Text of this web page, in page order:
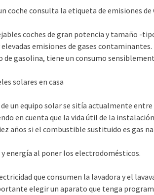
coche consulta la etiqueta de emisiones de
coches de gran potencia y tamaño -
emisiones de gases
de gasolina, tiene un consumo
solares en casa
un equipo solar se sitía actualmente
en cuenta que la vida útil de la
años si el combustible sustituido es gas
y energía al poner los electrodomésticos.
que consumen la lavadora y el
elegir un aparato que tenga